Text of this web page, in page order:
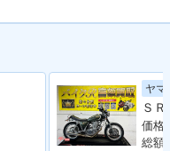
ヤマ
価格:
総額: